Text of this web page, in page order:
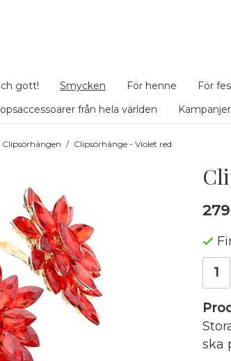
gott! Smycken För henne För
från hela världen Kampanjer
Clipsörhängen / Clipsörhänge - Violet red
ska